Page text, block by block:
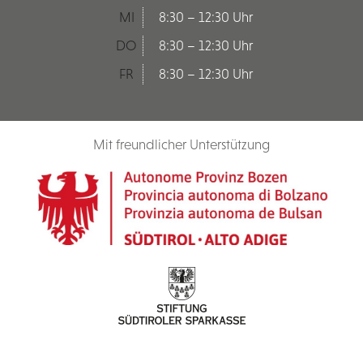
MI
8:30 – 12:30 Uhr
DO
8:30 – 12:30 Uhr
FR
8:30 – 12:30 Uhr
Mit freundlicher Unterstützung